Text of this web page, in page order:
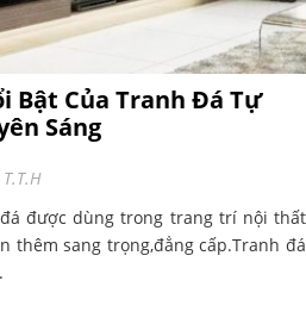
Bật Của Tranh Đá Tự
Sáng
T.T.H
được dùng trong trang trí nội thất
thêm sang trọng,đẳng cấp.Tranh đá